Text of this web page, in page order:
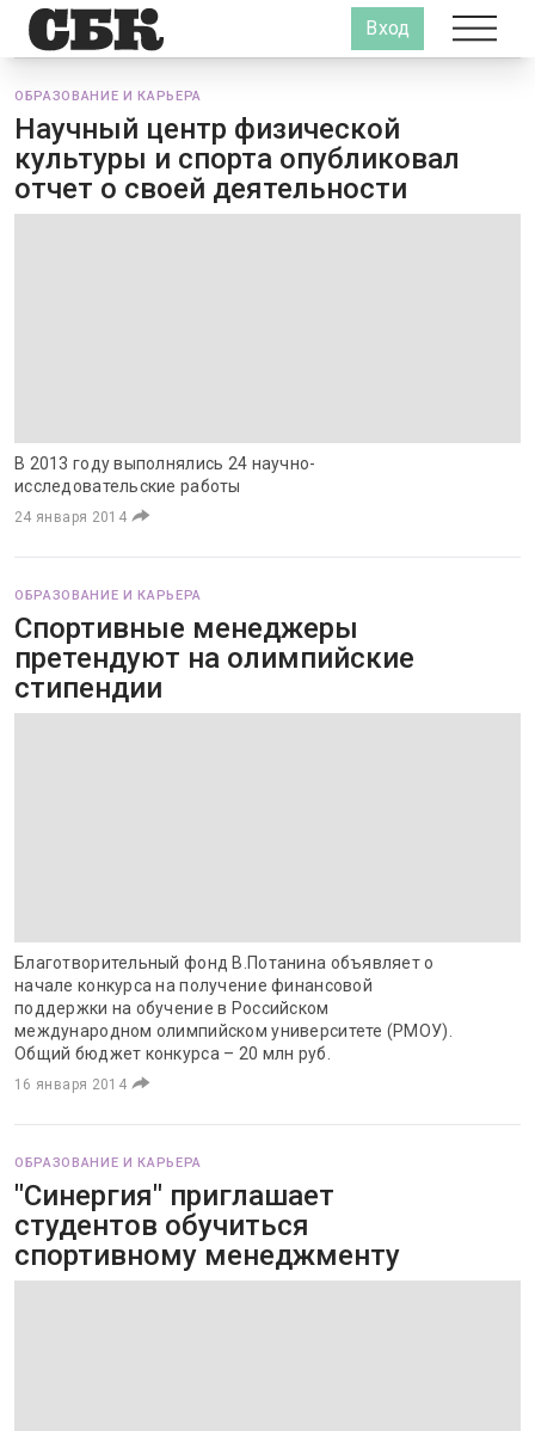
Вход
ОБРАЗОВАНИЕ И КАРЬЕРА
Научный центр физической
культуры и спорта опубликовал
отчет о своей деятельности
В 2013 году выполнялись 24 научно-
исследовательские работы
24 января 2014
ОБРАЗОВАНИЕ И КАРЬЕРА
Спортивные менеджеры
претендуют на олимпийские
стипендии
Благотворительный фонд В.Потанина объявляет о
начале конкурса на получение финансовой
поддержки на обучение в Российском
международном олимпийском университете (РМОУ).
Общий бюджет конкурса – 20 млн руб.
16 января 2014
ОБРАЗОВАНИЕ И КАРЬЕРА
"Синергия" приглашает
студентов обучиться
спортивному менеджменту